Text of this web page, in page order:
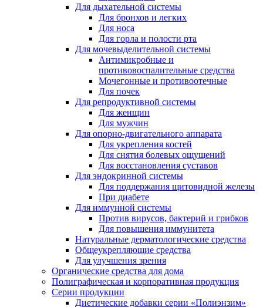
Для дыхательной системы
Для бронхов и легких
Для носа
Для горла и полости рта
Для мочевыделительной системы
Антимикробные и
противовоспалительные средства
Мочегонные и противоотечные
Для почек
Для репродуктивной системы
Для женщин
Для мужчин
Для опорно-двигательного аппарата
Для укрепления костей
Для снятия болевых ощущений
Для восстановления суставов
Для эндокринной системы
Для поддержания щитовидной железы
При диабете
Для иммунной системы
Против вирусов, бактерий и грибков
Для повышения иммунитета
Натуральные дерматологические средства
Общеукрепляющие средства
Для улучшения зрения
Органические средства для дома
Полиграфическая и корпоративная продукция
Серии продукции
Диетические добавки серии «Полиэнзим»